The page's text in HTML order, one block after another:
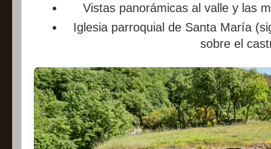
Vistas panorámicas al valle y las
Iglesia parroquial de Santa María
sobre el